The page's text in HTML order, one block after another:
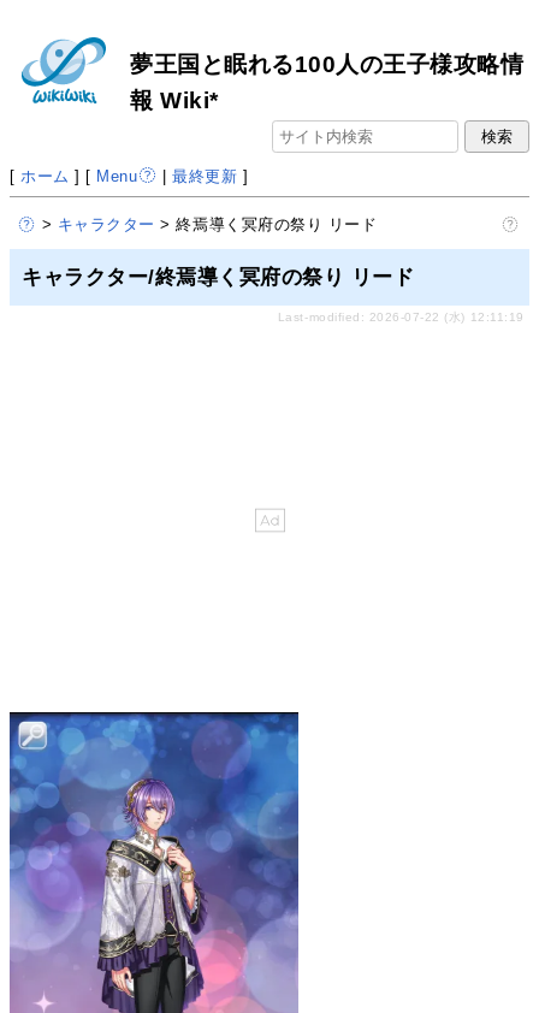
夢王国と眠れる100人の王子様攻略情
報 Wiki*
[ ホーム ] [ Menu |最終更新 ]
> キャラクター > 終焉導く冥府の祭り リード
キャラクター/終焉導く冥府の祭り リード
Last-modified: 2026-07-22 (水) 12:11:19